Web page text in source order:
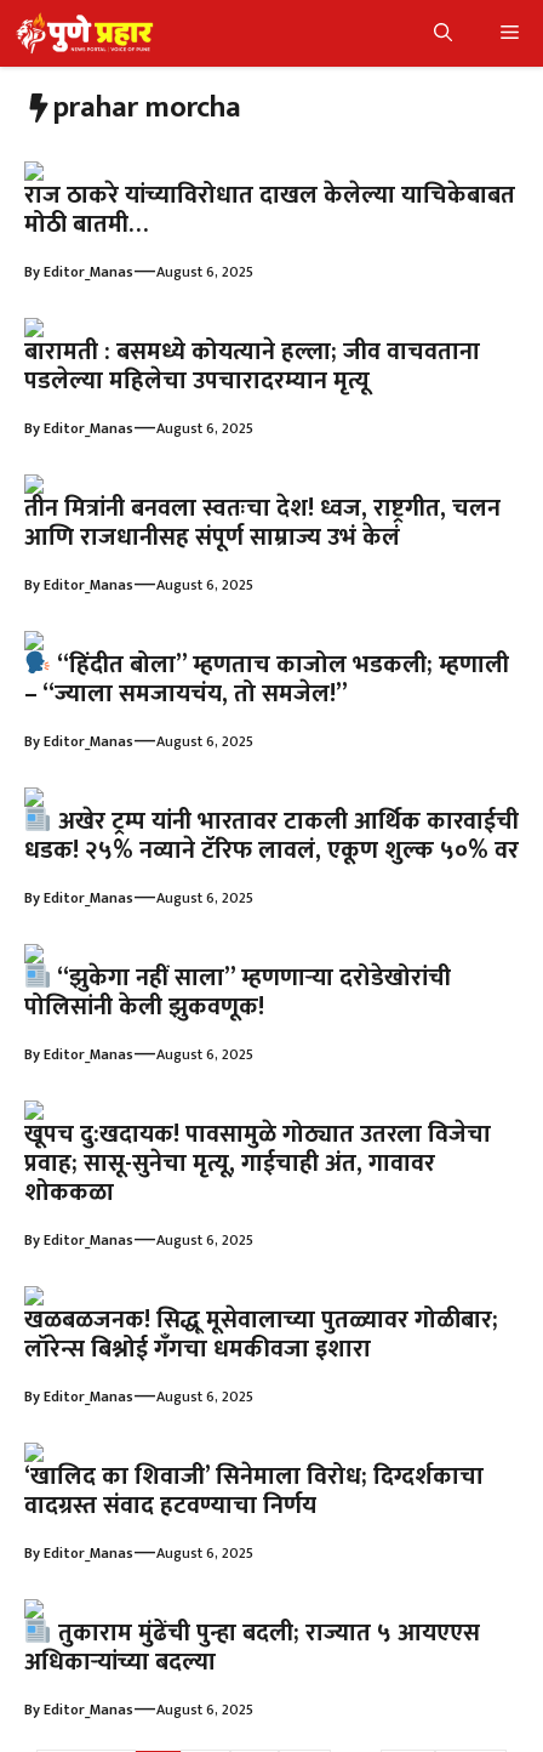
Skip
to
contentprahar morcha
राज ठाकरे यांच्याविरोधात दाखल केलेल्या याचिकेबाबत
मोठी बातमी…
ByEditor_Manas—August 6, 2025
बारामती : बसमध्ये कोयत्याने हल्ला; जीव वाचवताना
पडलेल्या महिलेचा उपचारादरम्यान मृत्यू
ByEditor_Manas—August 6, 2025
तीन मित्रांनी बनवला स्वतःचा देश! ध्वज, राष्ट्रगीत, चलन
आणि राजधानीसह संपूर्ण साम्राज्य उभं केलं
ByEditor_Manas—August 6, 2025
“हिंदीत बोला” म्हणताच काजोल भडकली; म्हणाली
– “ज्याला समजायचंय, तो समजेल!”
ByEditor_Manas—August 6, 2025
अखेर ट्रम्प यांनी भारतावर टाकली आर्थिक कारवाईची
धडक! २५% नव्याने टॅरिफ लावलं, एकूण शुल्क ५०% वर
ByEditor_Manas—August 6, 2025
“झुकेगा नहीं साला” म्हणणाऱ्या दरोडेखोरांची
पोलिसांनी केली झुकवणूक!
ByEditor_Manas—August 6, 2025
खूपच दु:खदायक! पावसामुळे गोठ्यात उतरला विजेचा
प्रवाह; सासू-सुनेचा मृत्यू, गाईचाही अंत, गावावर
शोककळा
ByEditor_Manas—August 6, 2025
खळबळजनक! सिद्धू मूसेवालाच्या पुतळ्यावर गोळीबार;
लॉरेन्स बिश्नोई गँगचा धमकीवजा इशारा
ByEditor_Manas—August 6, 2025
‘खालिद का शिवाजी’ सिनेमाला विरोध; दिग्दर्शकाचा
वादग्रस्त संवाद हटवण्याचा निर्णय
ByEditor_Manas—August 6, 2025
तुकाराम मुंढेंची पुन्हा बदली; राज्यात ५ आयएएस
अधिकाऱ्यांच्या बदल्या
ByEditor_Manas—August 6, 2025